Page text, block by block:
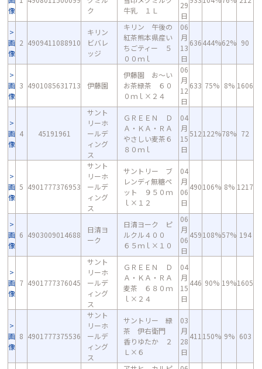
像
ク
牛乳 １Ｌ
29
日
画
像
2 4909411088910
キリン
ビバレ
ッジ
キリン 午後の
紅茶熊本県産い
ちごティー ５
００ｍｌ
06
月
13
日
636444%62% 90
画
像
3 4901085631713 伊藤園
伊藤園 お～い
お茶緑茶 ６０
０ｍｌ×２４
06
月
12
日
633 75% 8% 1606
画
像
4 45191961
サント
リーホ
ールデ
ィング
ス
ＧＲＥＥＮ Ｄ
Ａ・ＫＡ・ＲＡ
やさしい麦茶６
８０ｍｌ
04
月
15
日
512122%78% 72
画
像
5 4901777376953
サント
リーホ
ールデ
ィング
ス
サントリー ブ
レンディ無糖ペ
ット ９５０ｍ
ｌ×１２
04
月
06
日
490106% 8% 1217
画
像
6 4903009014688
日清ヨ
ーク
日清ヨーク ピ
ルクル４００
６５ｍｌ×１０
06
月
06
日
459108%57% 194
画
像
7 4901777376045
サント
リーホ
ールデ
ィング
ス
ＧＲＥＥＮ Ｄ
Ａ・ＫＡ・ＲＡ
麦茶 ６８０ｍ
ｌ×２４
04
月
15
日
446 90% 19%1605
画
像
8 4901777375536
サント
リーホ
ールデ
ィング
ス
サントリー 緑
茶 伊右衛門
香りゆたか ２
Ｌ×６
03
月
28
日
411 150% 9% 603